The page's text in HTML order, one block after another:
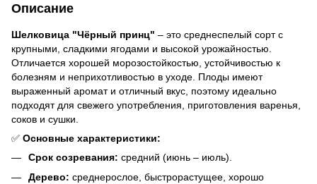
Описание
Шелковица "Чёрный принц" – это среднеспелый сорт с
крупными, сладкими ягодами и высокой урожайностью.
Отличается хорошей морозостойкостью, устойчивостью к
болезням и неприхотливостью в уходе. Плоды имеют
выраженный аромат и отличный вкус, поэтому идеально
подходят для свежего употребления, приготовления варенья,
соков и сушки.
✅ Основные характеристики:
Срок созревания: средний (июнь – июль).
Дерево: среднерослое, быстрорастущее, хорошо